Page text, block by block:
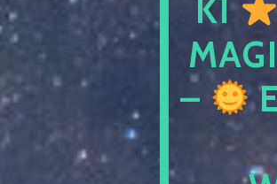
KI
–